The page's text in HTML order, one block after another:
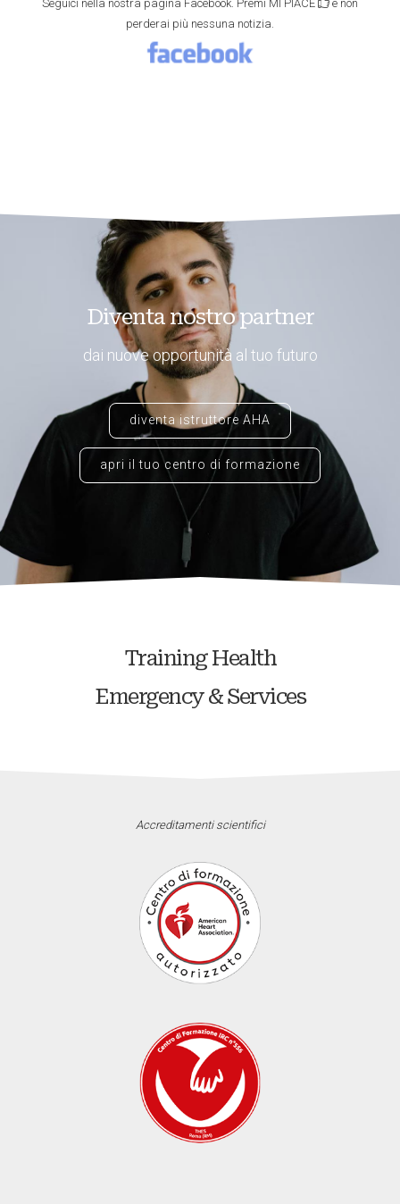
Seguici nella nostra pagina Facebook. Premi MI PIACE
e non
perderai più nessuna notizia.
Diventa nostro partner
dai nuove opportunità al tuo futuro
diventa istruttore AHA
apri il tuo centro di formazione
Training Health
Emergency & Services
Accreditamenti scientifici